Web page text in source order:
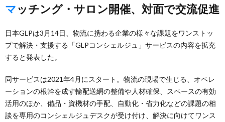
マッチング・サロン開催、対面で交流促進
日本GLPは3月14日、物流に携わる企業の様々な課題をワンストッ
プで解決・支援する「GLPコンシェルジュ」サービスの内容を拡充
すると発表した。
同サービスは2021年4月にスタート。物流の現場で生じる、オペレ
ーションの根幹を成す輸配送網の整備や人材確保、スペースの有効
活用のほか、備品・資機材の手配、自動化・省力化などの課題の相
談を専用のコンシェルジュデスクが受け付け、解決に向けてワンス